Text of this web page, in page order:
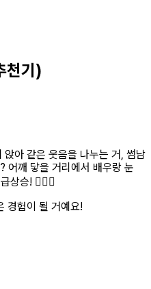
천기)
아 같은 웃음을 나누는 거, 썸남
어깨 닿을 거리에서 배우랑 눈
상승! 👩‍❤️‍👨
경험이 될 거예요!